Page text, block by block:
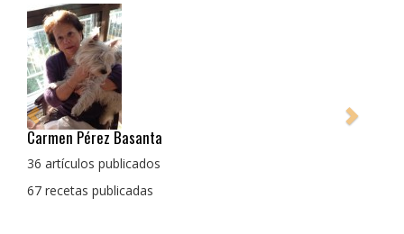
Pedro Manuel Collado Cruz
La cocina para mi es producto bien tratado sin
con un toque diferente